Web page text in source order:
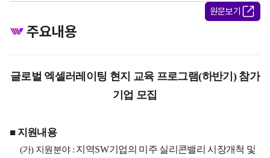
원문보기
주요내용
글로벌 엑셀러레이팅 현지 교육 프로그램(하반기 ) 참가
기업 모집
■ 지원내용
(가) 지원분야 : 지역SW기업의 미주 실리콘밸리 시장개척 및